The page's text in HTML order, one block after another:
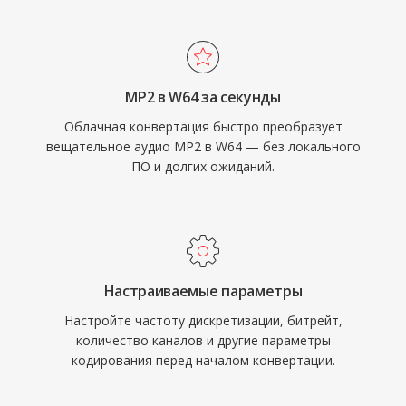
дискретизации, разрядности и конфигурации
каналов, что делает его пригодным для
озвучивания фильмов, записи живых
концертов и научного сбора данных. Sound
Forge, Audacity и другие профессиональные
цифровые звуковые рабочие станции
продюсеров, регулярно работающих с
материалом, W64 предлагает надёжность и
простоту WAV без досадного ограничения
размера.
MP2 в W64 за секунды
Облачная конвертация быстро преобразует
вещательное аудио MP2 в W64 — без локального
ПО и долгих ожиданий.
Настраиваемые параметры
Настройте частоту дискретизации, битрейт,
количество каналов и другие параметры
кодирования перед началом конвертации.